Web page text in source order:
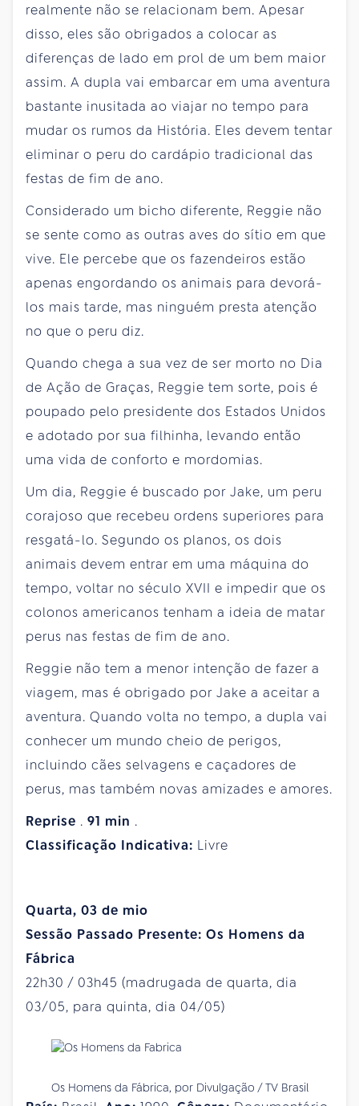
realmente não se relacionam bem. Apesar
disso, eles são obrigados a colocar as
diferenças de lado em prol de um bem maior
assim. A dupla vai embarcar em uma aventura
bastante inusitada ao viajar no tempo para
mudar os rumos da História. Eles devem tentar
eliminar o peru do cardápio tradicional das
festas de fim de ano.
Considerado um bicho diferente, Reggie não
se sente como as outras aves do sítio em que
vive. Ele percebe que os fazendeiros estão
apenas engordando os animais para devorá-
los mais tarde, mas ninguém presta atenção
no que o peru diz.
Quando chega a sua vez de ser morto no Dia
de Ação de Graças, Reggie tem sorte, pois é
poupado pelo presidente dos Estados Unidos
e adotado por sua filhinha, levando então
uma vida de conforto e mordomias.
Um dia, Reggie é buscado por Jake, um peru
corajoso que recebeu ordens superiores para
resgatá-lo. Segundo os planos, os dois
animais devem entrar em uma máquina do
tempo, voltar no século XVII e impedir que os
colonos americanos tenham a ideia de matar
perus nas festas de fim de ano.
Reggie não tem a menor intenção de fazer a
viagem, mas é obrigado por Jake a aceitar a
aventura. Quando volta no tempo, a dupla vai
conhecer um mundo cheio de perigos,
incluindo cães selvagens e caçadores de
perus, mas também novas amizades e amores.
Reprise . 91 min .
Classificação Indicativa: Livre
Quarta, 03 de mio
Sessão Passado Presente: Os Homens da
Fábrica
22h30 / 03h45 (madrugada de quarta, dia
03/05, para quinta, dia 04/05)
Os Homens da Fábrica, por Divulgação / TV Brasil